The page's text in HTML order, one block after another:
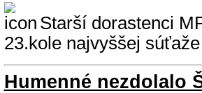
Starší dorastenci
23.kole najvyššej
Humenné nezdolalo